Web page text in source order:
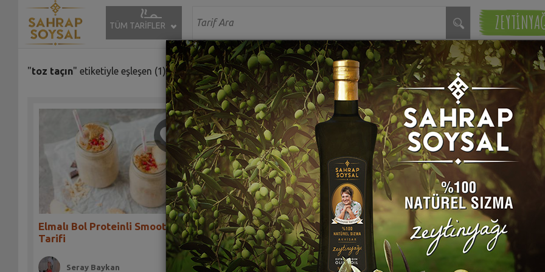
TÜM TARİFLER
"toz taçın" etiketiyle eşleşen (1) tarif bulundu.
Elmalı Bol Proteinli Smoothie
Tarifi
Seray Baykan